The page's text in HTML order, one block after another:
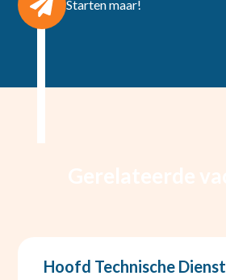
Starten maar!
Hoofd Technische Dienst